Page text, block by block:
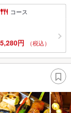
コース
5,280円 （税込）